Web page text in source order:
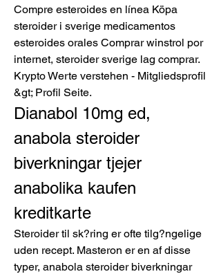
Compre esteroides en línea Köpa
steroider i sverige medicamentos
esteroides orales Comprar winstrol por
internet, steroider sverige lag comprar.
Krypto Werte verstehen - Mitgliedsprofil
&gt; Profil Seite.
Dianabol 10mg ed,
anabola steroider
biverkningar tjejer
anabolika kaufen
kreditkarte
Steroider til sk?ring er ofte tilg?ngelige
uden recept. Masteron er en af disse
typer, anabola steroider biverkningar